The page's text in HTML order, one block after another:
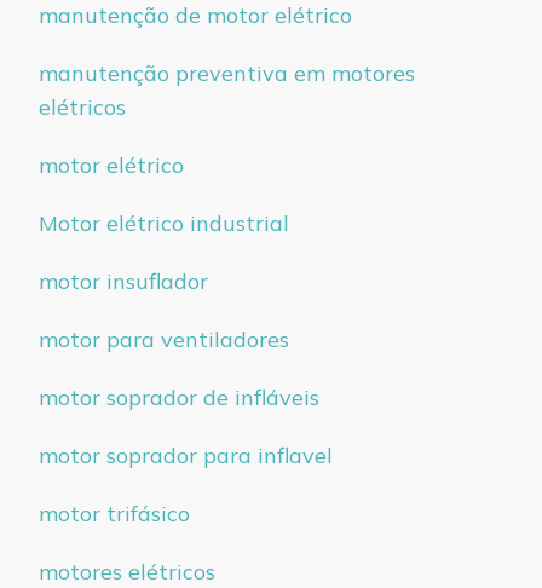
manutenção de motor elétrico
manutenção preventiva em motores
elétricos
motor elétrico
Motor elétrico industrial
motor insuflador
motor para ventiladores
motor soprador de infláveis
motor soprador para inflavel
motor trifásico
motores elétricos